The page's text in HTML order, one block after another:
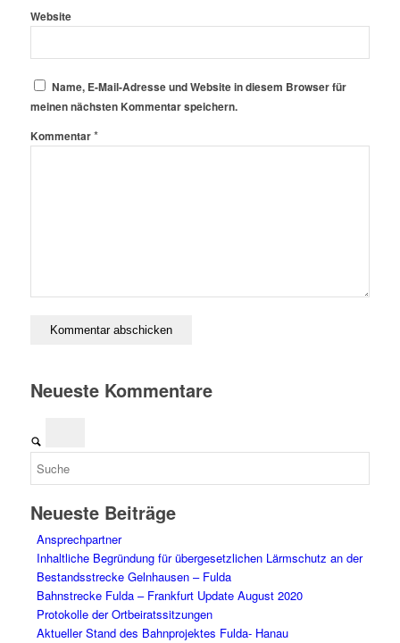
Website
Name, E-Mail-Adresse und Website in diesem Browser für
meinen nächsten Kommentar speichern.
Kommentar*
Neueste Kommentare
Neueste Beiträge
Ansprechpartner
Inhaltliche Begründung für übergesetzlichen Lärmschutz an der
Bestandsstrecke Gelnhausen – Fulda
Bahnstrecke Fulda – Frankfurt Update August 2020
Protokolle der Ortbeiratssitzungen
Aktueller Stand des Bahnprojektes Fulda- Hanau